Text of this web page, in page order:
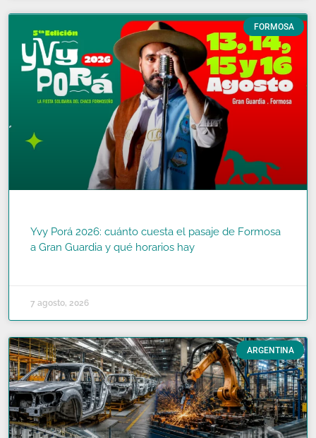
FORMOSA
Yvy Porá 2026: cuánto cuesta el pasaje de Formosa
a Gran Guardia y qué horarios hay
7 agosto, 2026
ARGENTINA